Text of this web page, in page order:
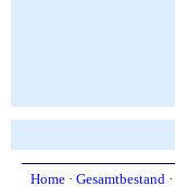
Home· Gesamtbestand·